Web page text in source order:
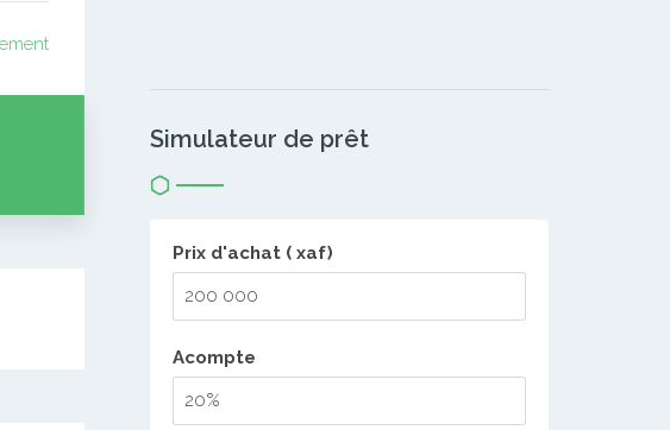
Simulateur de prêt
Prix d'achat ( xaf)
Acompte